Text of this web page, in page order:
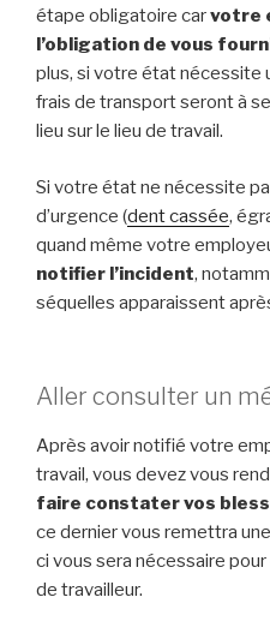
étape obligatoire carvotre
l’obligation de vous
plus, si votre état nécessite
frais de transport seront à
lieu sur le lieu de travail.
Si votre état ne nécessite
d’urgence (dent cassée,
quand même votre
notifier l’incident,
séquelles apparaissent
Aller consulter un
Après avoir notifié votre
travail, vous devez vous
faire constater vos
ce dernier vous remettra
ci vous sera nécessaire
de travailleur.